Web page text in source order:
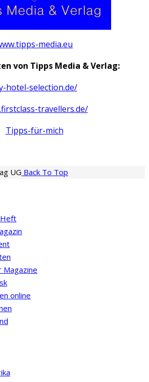
media.eu
von Tipps Media & Verlag:
hotel-selection.de/
travellers.de/
Tipps-für-mich
UG Back To Top
Magazine
online